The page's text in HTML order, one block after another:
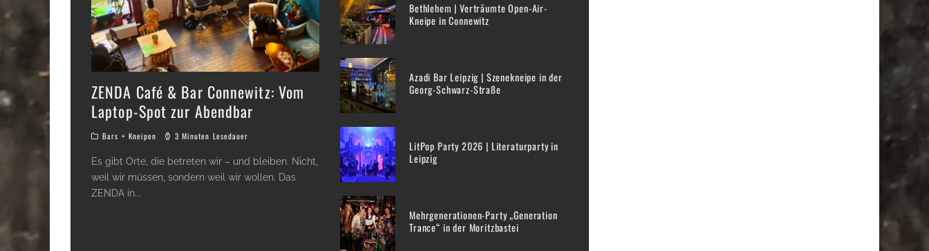
ZENDA Café & Bar Connewitz: Vom
Laptop-Spot zur Abendbar
Bars + Kneipen 3 Minuten Lesedauer
Es gibt Orte, die betreten wir – und bleiben. Nicht,
weil wir müssen, sondern weil wir wollen. Das
ZENDA in...
Bethlehem | Verträumte Open-Air-
Kneipe in Connewitz
Azadi Bar Leipzig | Szenekneipe in der
Georg-Schwarz-Straße
LitPop Party 2026 | Literaturparty in
Leipzig
Mehrgenerationen-Party „Generation
Trance“ in der Moritzbastei